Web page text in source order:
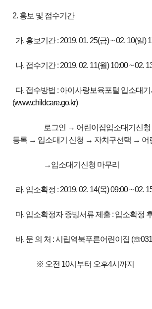
2. 홍보 및 접수기간
가. 홍보기간 : 2019. 01. 25(금) ~ 02. 10(일)
나. 접수기간 : 2019. 02. 11(월) 10:00 ~ 02.
다. 접수방법 : 아이사랑보육포털 입소대
(www.childcare.go.kr)
로그인 → 어린이집입소대기신청
등록 → 입소대기 신청 → 자치구선택 → 어
→입소대기신청 마무리
라. 입소확정 : 2019. 02. 14(목) 09:00 ~ 02.
마. 입소확정자 증빙서류 제출 : 입소확정
바. 문 의 처 : 시립역북푸른어린이집
※ 오전 10시부터 오후4시까지